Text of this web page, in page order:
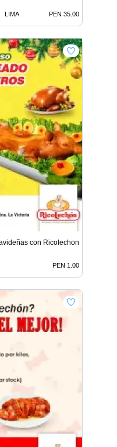
LIMA PEN 35.00
con Ricolechon
PEN 1.00